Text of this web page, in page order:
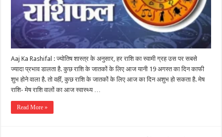
Aaj Ka Rashifal : ज्योतिष शास्त्र के अनुसार, हर राशि का स्वामी ग्रह उस पर सबसे
ज्यादा प्रभाव डालता है. कुछ राशि के जातकों के लिए आज यानी 19 अगस्त का दिन काफी
शुभ होने वाला है. तो वहीं, कुछ राशि के जातकों के लिए आज का दिन अशुभ हो सकता है. मेष
राशि- मेष राशि वालों का आज स्वास्थ्य …
Read More »